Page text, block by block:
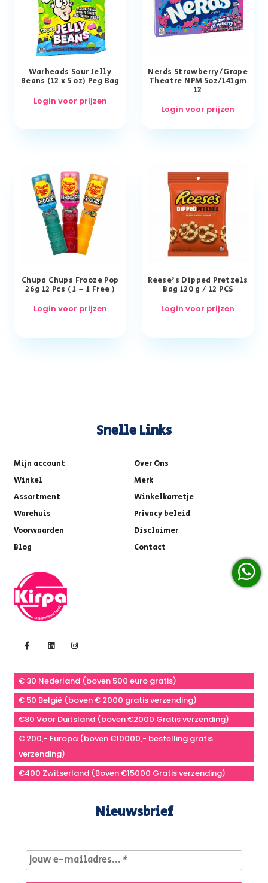
Warheads Sour Jelly
Beans (12 x 5 oz) Peg Bag
Login voor prijzen
Nerds Strawberry/Grape
Theatre NPM 5oz/141gm
12
Login voor prijzen
Chupa Chups Frooze Pop
26g 12 Pcs ( 1 + 1 Free )
Login voor prijzen
Reese’s Dipped Pretzels
Bag 120 g / 12 PCS
Login voor prijzen
Snelle Links
Mijn account
Over Ons
Winkel
Merk
Assortment
Winkelkarretje
Warehuis
Privacy beleid
Voorwaarden
Disclaimer
Blog
Contact
€ 30 Nederland (boven 500 euro gratis)
€ 50 België (boven € 2000 gratis verzending)
€80 Voor Duitsland (boven €2000 Gratis verzending)
€ 200,- Europa (boven €10000,- bestelling gratis
verzending)
€400 Zwitserland (Boven €15000 Gratis verzending)
Nieuwsbrief